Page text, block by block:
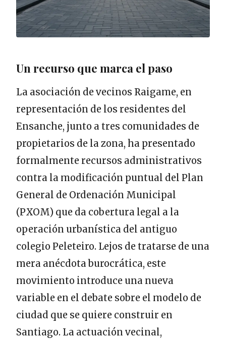
Un recurso que marca el paso
La asociación de vecinos Raigame, en
representación de los residentes del
Ensanche, junto a tres comunidades de
propietarios de la zona, ha presentado
formalmente recursos administrativos
contra la modificación puntual del Plan
General de Ordenación Municipal
(PXOM) que da cobertura legal a la
operación urbanística del antiguo
colegio Peleteiro. Lejos de tratarse de una
mera anécdota burocrática, este
movimiento introduce una nueva
variable en el debate sobre el modelo de
ciudad que se quiere construir en
Santiago. La actuación vecinal,